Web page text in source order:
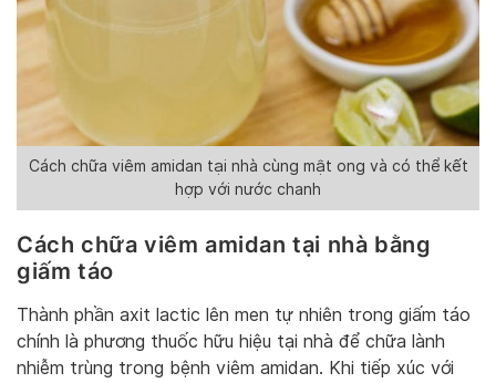
Cách chữa viêm amidan tại nhà cùng mật ong và có thể kết
hợp với nước chanh
Cách chữa viêm amidan tại nhà bằng
giấm táo
Thành phần axit lactic lên men tự nhiên trong giấm táo
chính là phương thuốc hữu hiệu tại nhà để chữa lành
nhiễm trùng trong bệnh viêm amidan. Khi tiếp xúc với